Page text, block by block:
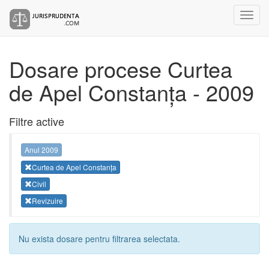
Dosare procese Curtea
de Apel Constanța - 2009
Filtre active
Anul 2009
Curtea de Apel Constanța
Civil
Revizuire
Nu exista dosare pentru filtrarea selectata.